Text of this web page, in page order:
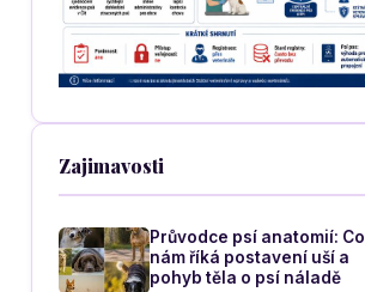
Zajimavosti
Průvodce psí anatomií: Co
nám říká postavení uší a
pohyb těla o psí náladě